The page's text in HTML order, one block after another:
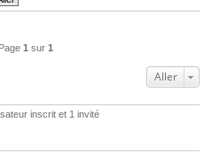
1 sur 1
Aller
inscrit et 1 invité